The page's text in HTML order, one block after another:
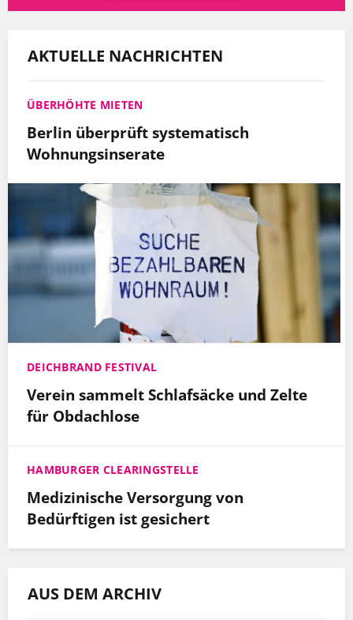
AKTUELLE NACHRICHTEN
ÜBERHÖHTE MIETEN
Berlin überprüft systematisch
Wohnungsinserate
DEICHBRAND FESTIVAL
Verein sammelt Schlafsäcke und Zelte
für Obdachlose
HAMBURGER CLEARINGSTELLE
Medizinische Versorgung von
Bedürftigen ist gesichert
AUS DEM ARCHIV